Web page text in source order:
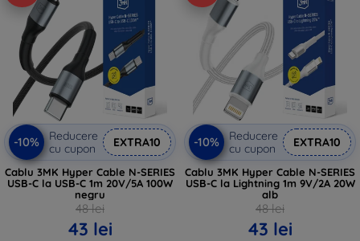
-10%
Reducere
cu cupon
EXTRA10
Cablu 3MK Hyper Cable N-SERIES
USB-C la USB-C 1m 20V/5A 100W
negru
48 lei
43 lei
-10%
Reducere
cu cupon
EXTRA10
Cablu 3MK Hyper Cable N-SERIES
USB-C la Lightning 1m 9V/2A 20W
alb
48 lei
43 lei